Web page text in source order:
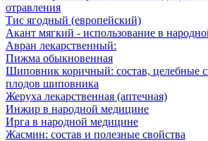
отравления
Тис ягодный (европейский)
Акант мягкий - использование в
Авран лекарственный:
Пижма обыкновенная
Шиповник коричный: состав, целебные
плодов шиповника
Жеруха лекарственная (аптечная)
Инжир в народной медицине
Ирга в народной медицине
Жасмин: состав и полезные свойства